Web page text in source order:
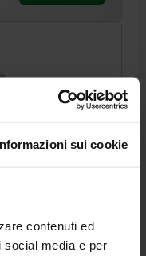
sui cookie
contenuti ed
social media e per
CEMENTAZIONE
CALIBRATO=12